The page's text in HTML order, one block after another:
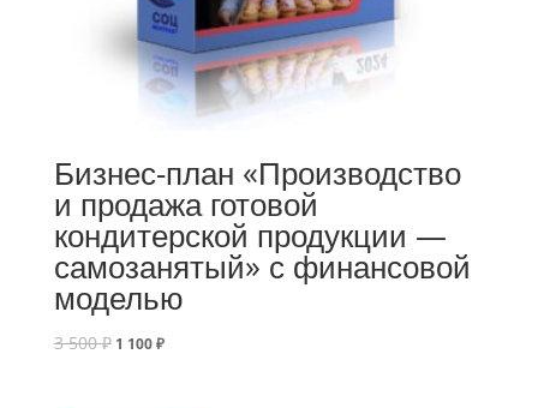
Бизнес-план «Производство
и продажа готовой
кондитерской продукции —
самозанятый» с финансовой
моделью
3 500₽ 1 100₽